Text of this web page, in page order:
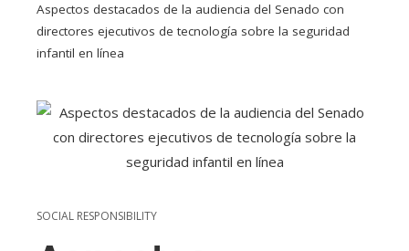
Aspectos destacados de la audiencia del Senado con
directores ejecutivos de tecnología sobre la seguridad
infantil en línea
SOCIAL RESPONSIBILITY